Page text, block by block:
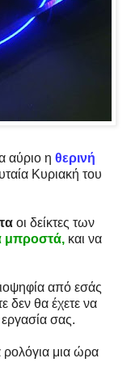
αύριο η θερινή
Κυριακή του
οι δείκτες των
μπροστά, και να
από εσάς
δεν θα έχετε να
σας.
ρολόγια μια ώρα